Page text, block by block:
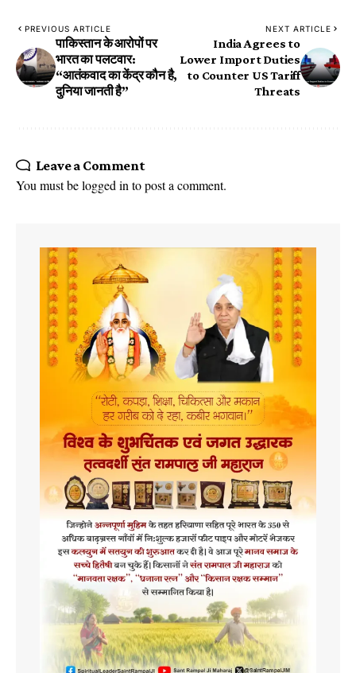
PREVIOUS ARTICLE
पाकिस्तान के आरोपों पर
भारत का पलटवार:
“आतंकवाद का केंद्र कौन है,
दुनिया जानती है”
NEXT ARTICLE
India Agrees to
Lower Import Duties
to Counter US Tariff
Threats
Leave a Comment
You must belogged in to post a comment.